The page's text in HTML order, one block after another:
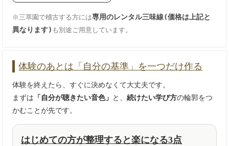
※三萃園で稽古する方には専用のレンタル三味線(価格は上記と
異なります) も別途ご用意しています。
体験のあとは「自分の基準」を一つだけ作る
体験を終えたら、すぐに決めなくて大丈夫です。
まずは 「自分が聴きたい音色」 と、続けたい学び方の輪郭をつ
かむことが先です。
はじめての方が整理すると楽になる3点